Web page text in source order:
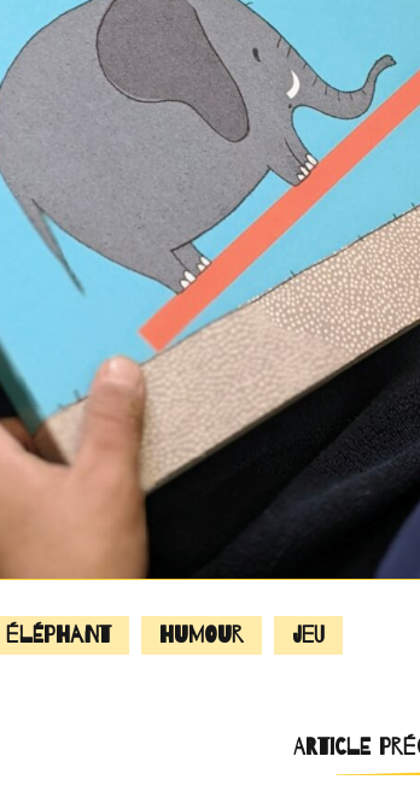
éléphant humour jeu
ARTICLE